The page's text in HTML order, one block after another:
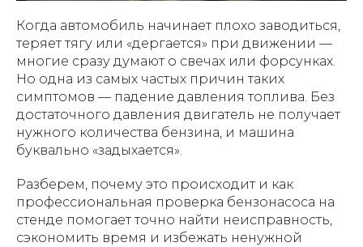
Когда автомобиль начинает плохо заводиться,
теряет тягу или «дергается» при движении —
многие сразу думают о свечах или форсунках.
Но одна из самых частых причин таких
симптомов — падение давления топлива. Без
достаточного давления двигатель не получает
нужного количества бензина, и машина
буквально «задыхается».
Разберем, почему это происходит и как
профессиональная проверка бензонасоса на
стенде помогает точно найти неисправность,
сэкономить время и избежать ненужной